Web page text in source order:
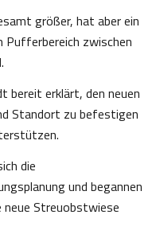
größer, hat aber ein
Pufferbereich zwischen
bereit erklärt, den neuen
Standort zu befestigen
die
und begannen
neue Streuobstwiese